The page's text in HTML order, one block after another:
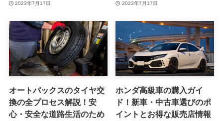
2023年7月17日 2023年7月17日
オートバックスのタイヤ交
換の全プロセス解説！安
心・安全な道路生活のため
ホンダ高級車の購入ガイ
ド！新車・中古車選びのポ
イントとお得な販売店情報